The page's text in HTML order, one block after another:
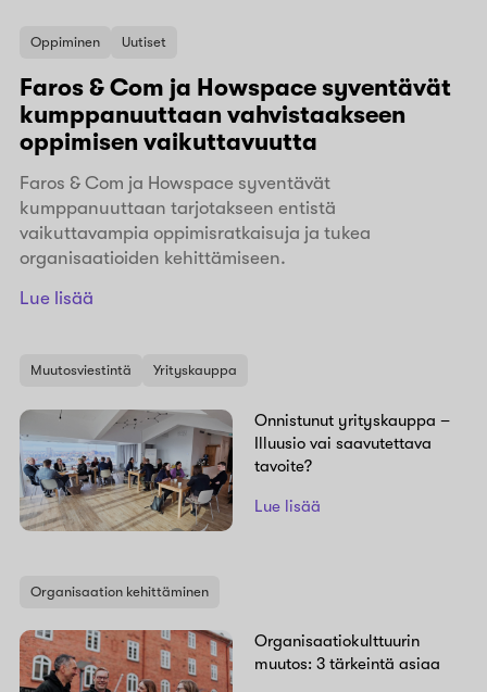
Oppiminen Uutiset
Faros & Com ja Howspace syventävät
kumppanuuttaan vahvistaakseen
oppimisen vaikuttavuutta
Faros & Com ja Howspace syventävät
kumppanuuttaan tarjotakseen entistä
vaikuttavampia oppimisratkaisuja ja tukea
organisaatioiden kehittämiseen.
Lue lisää
Muutosviestintä Yrityskauppa
Onnistunut yrityskauppa –
Illuusio vai saavutettava
tavoite?
Lue lisää
Organisaation kehittäminen
Organisaatiokulttuurin
muutos: 3 tärkeintä asiaa